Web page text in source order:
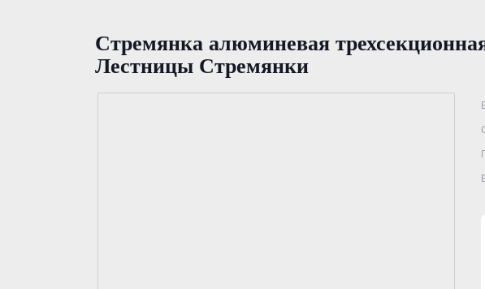
Стремянка алюминевая
Лестницы Стремянки